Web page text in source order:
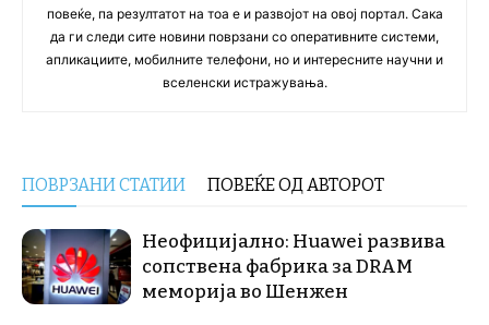
повеќе, па резултатот на тоа е и развојот на овој портал. Сака
да ги следи сите новини поврзани со оперативните системи,
апликациите, мобилните телефони, но и интересните научни и
вселенски истражувања.
ПОВРЗАНИ СТАТИИ ПОВЕЌЕ ОД АВТОРОТ
Неофицијално: Huawei развива
сопствена фабрика за DRAM
меморија во Шенжен